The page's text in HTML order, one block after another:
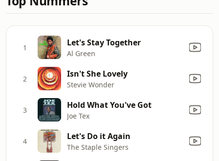
1 Let's Stay Together
Al Green
2 Isn't She Lovely
Stevie Wonder
3 Hold What You've Got
Joe Tex
4 Let's Do it Again
The Staple Singers